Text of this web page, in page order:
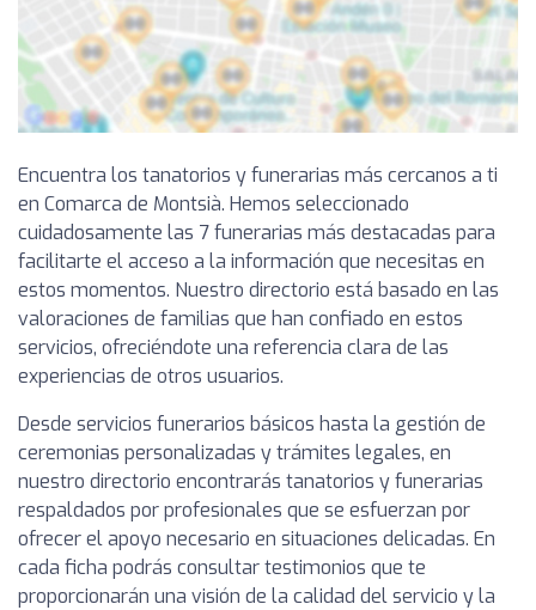
Encuentra los tanatorios y funerarias más cercanos a ti
en Comarca de Montsià. Hemos seleccionado
cuidadosamente las 7 funerarias más destacadas para
facilitarte el acceso a la información que necesitas en
estos momentos. Nuestro directorio está basado en las
valoraciones de familias que han confiado en estos
servicios, ofreciéndote una referencia clara de las
experiencias de otros usuarios.
Desde servicios funerarios básicos hasta la gestión de
ceremonias personalizadas y trámites legales, en
nuestro directorio encontrarás tanatorios y funerarias
respaldados por profesionales que se esfuerzan por
ofrecer el apoyo necesario en situaciones delicadas. En
cada ficha podrás consultar testimonios que te
proporcionarán una visión de la calidad del servicio y la